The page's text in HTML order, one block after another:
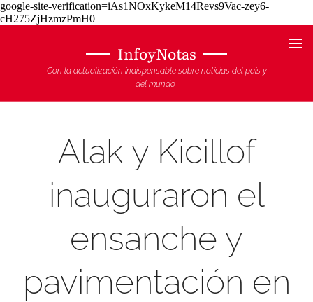
google-site-verification=iAs1NOxKykeM14Revs9Vac-zey6-
cH275ZjHzmzPmH0
InfoyNotas
Con la actualización indispensable sobre noticias del país y
del mundo
Alak y Kicillof
inauguraron el
ensanche y
pavimentación en